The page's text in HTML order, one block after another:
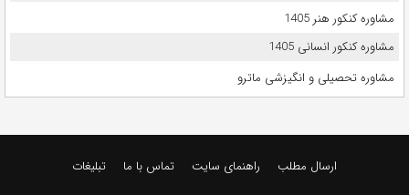
مشاوره کنکور هنر 1405
مشاوره کنکور انسانی 1405
مشاوره تحصیلی و انگیزشی ماترو
ارسال مطلب راهنمای سایت تماس با ما تبلیغات